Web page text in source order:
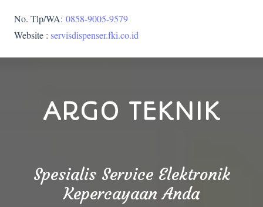
No. Tlp/WA: 0858-9005-9579
Website : servisdispenser.fki.co.id
ARGO TEKNIK
Spesialis Service Elektronik
Kepercayaan Anda